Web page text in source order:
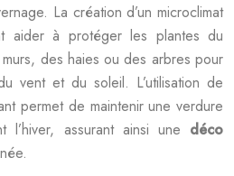
La création d’un microclimat
aider à protéger les plantes du
des haies ou des arbres pour
vent et du soleil. L’utilisation de
permet de maintenir une verdure
l’hiver, assurant ainsi une déco